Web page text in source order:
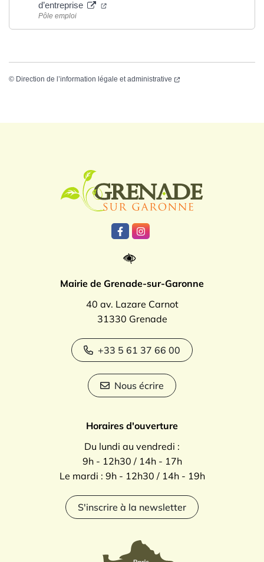
d’entreprise
Pôle emploi
© Direction de l’information légale et administrative
Lien vers le compte Facebook
Lien vers le compte
Mairie de Grenade-sur-Garonne
40 av. Lazare Carnot
31330 Grenade
+33 5 61 37 66 00
Nous écrire
Horaires d'ouverture
Du lundi au vendredi :
9h - 12h30 / 14h - 17h
Le mardi : 9h - 12h30 / 14h - 19h
S'inscrire à la newsletter